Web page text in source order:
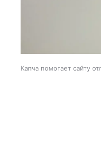
Капча помогает сайту